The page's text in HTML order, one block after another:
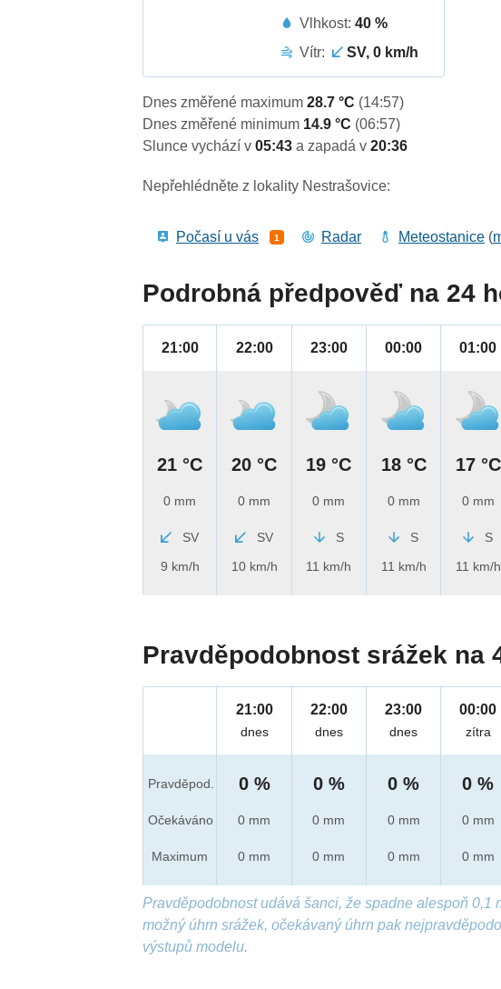
Vlhkost:40 %
Vítr:
SV, 0 km/h
Dnes změřené maximum28.7 °C (14:57)
Dnes změřené minimum 14.9 °C (06:57)
Slunce vychází v05:43a zapadá v20:36
Nepřehlédněte z lokality Nestrašovice:
Počasí u vás 1 Radar Meteostanice (
Podrobná předpověď na 24
21:00
21 °C
0 mm
SV
9 km/h
22:00
20 °C
0 mm
SV
10 km/h
23:00
19 °C
0 mm
S
11 km/h
00:00
18 °C
0 mm
S
11 km/h
01:00
17 °C
0 mm
S
11 km/h
Pravděpodobnost srážek na
Pravděpod.
Očekáváno
Maximum
21:00
dnes
0 %
0 mm
0 mm
22:00
dnes
0 %
0 mm
0 mm
23:00
dnes
0 %
0 mm
0 mm
00:00
zítra
0 %
0 mm
0 mm
Pravděpodobnost udává šanci, že spadne alespoň 0,1
možný úhrn srážek, očekávaný úhrn pak
výstupů modelu.